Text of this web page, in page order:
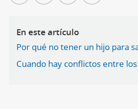
En este artículo
Por qué no tener un hijo para
Cuando hay conflictos entre